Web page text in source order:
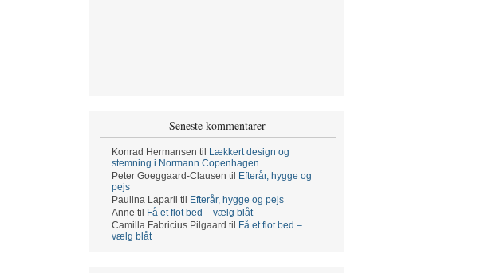
Seneste kommentarer
Konrad Hermansen til
Lækkert design og
stemning i Normann Copenhagen
Peter Goeggaard-Clausen til
Efterår, hygge og
pejs
Paulina Laparil til
Efterår, hygge og pejs
Anne til
Få et flot bed – vælg blåt
Camilla Fabricius Pilgaard til
Få et flot bed –
vælg blåt